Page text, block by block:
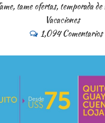
, tame ofertas, temporada de
Vacaciones
1,094 Comentarios